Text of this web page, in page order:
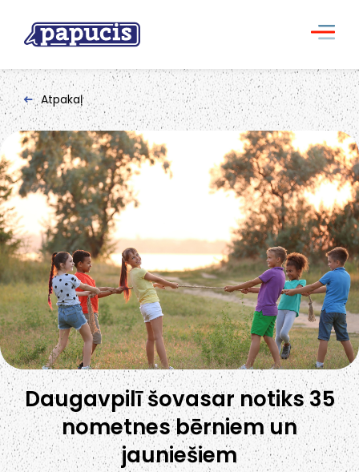
Atpakaļ
Daugavpilī šovasar notiks 35
nometnes bērniem un
jauniešiem